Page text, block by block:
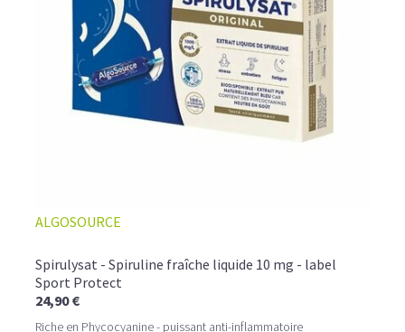
1 cuil. à soupe de sirop d'érable
Mixez jusqu'à obtenir une consistance lisse et
homogène. Versez dans un verre et dégustez
immédiatement.
ALGOSOURCE
Spirulysat - Spiruline fraîche liquide 10 mg - label
Sport Protect
24,90 €
Riche en Phycocyanine - puissant anti-inflammatoire